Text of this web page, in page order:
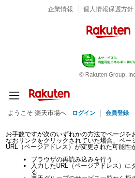
企業情報 個人情報保護方針
© Rakuten Group,
ようこそ 楽天市場へ ログイン 会員登録
お手数ですが次のいずれかの方法でページを
なおリンクをクリックされていた場合、ペー
URL（ページアドレス）が変更された可能性
ブラウザの再読み込みを行う
入力したURL（ページアドレス）に
る